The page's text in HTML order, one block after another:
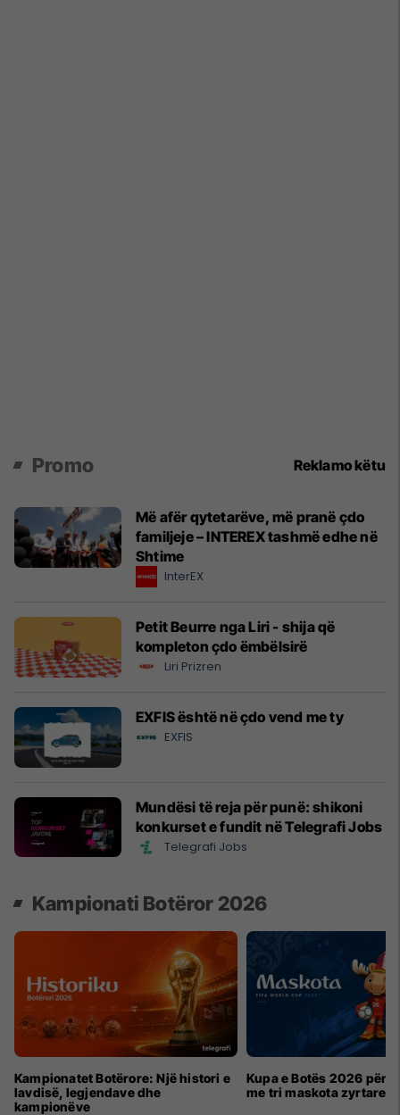
Promo Reklamo këtu
Më afër qytetarëve, më pranë çdo
familjeje – INTEREX tashmë edhe në
Shtime
InterEX
Petit Beurre nga Liri - shija që
kompleton çdo ëmbëlsirë
Liri Prizren
EXFIS është në çdo vend me ty
EXFIS
Mundësi të reja për punë: shikoni
konkurset e fundit në Telegrafi Jobs
Telegrafi Jobs
Kampionati Botëror 2026
Kampionatet Botërore: Një histori e
lavdisë, legjendave dhe
kampionëve
Kupa e Botës 2026 për
me tri maskota zyrtare